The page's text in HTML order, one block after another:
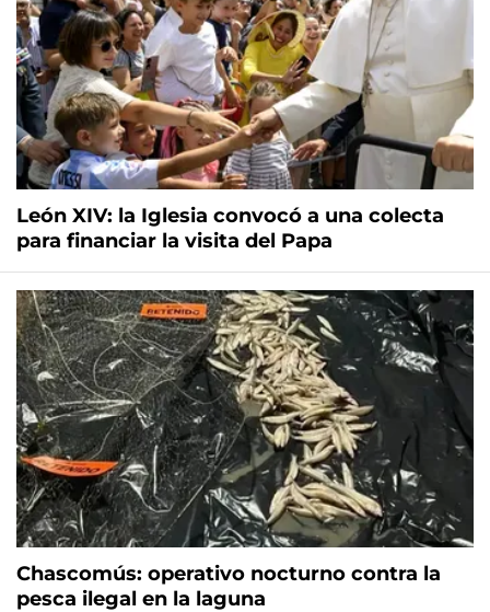
León XIV: la Iglesia convocó a una colecta
para financiar la visita del Papa
Chascomús: operativo nocturno contra la
pesca ilegal en la laguna